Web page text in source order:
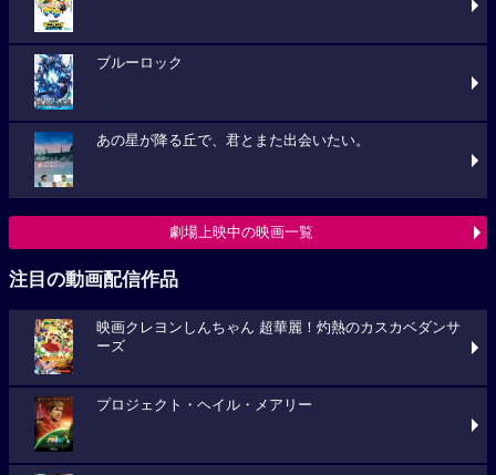
ブルーロック
あの星が降る丘で、君とまた出会いたい。
劇場上映中の映画一覧
注目の動画配信作品
映画クレヨンしんちゃん 超華麗！灼熱のカスカベダンサ
ーズ
プロジェクト・ヘイル・メアリー